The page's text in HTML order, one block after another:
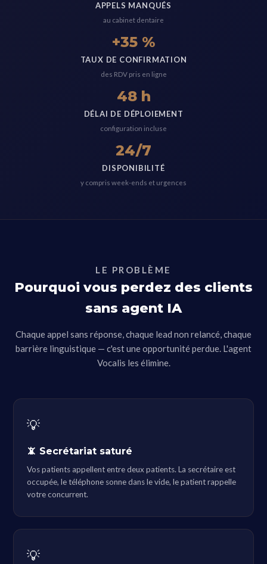
APPELS MANQUÉS
au cabinet dentaire
+35 %
TAUX DE CONFIRMATION
des RDV pris en ligne
48 h
DÉLAI DE DÉPLOIEMENT
configuration incluse
24/7
DISPONIBILITÉ
y compris week-ends et urgences
LE PROBLÈME
Pourquoi vous perdez des clients
sans agent IA
Chaque appel sans réponse, chaque lead non relancé, chaque
barrière linguistique — c'est une opportunité perdue. L'agent
Vocalis les élimine.
💡
📵 Secrétariat saturé
Vos patients appellent entre deux patients. La secrétaire est
occupée, le téléphone sonne dans le vide, le patient rappelle
votre concurrent.
💡